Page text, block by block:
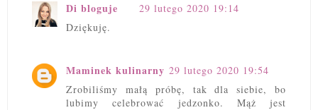
Di bloguje
29 lutego 2020 19:14
Dziękuję.
Maminek kulinarny 29 lutego 2020 19:54
Zrobiliśmy małą próbę, tak dla siebie, bo
lubimy celebrować jedzonko. Mąż jest